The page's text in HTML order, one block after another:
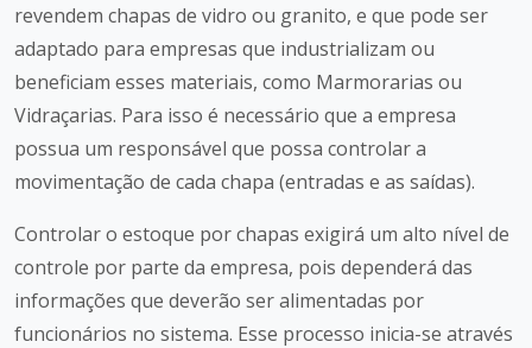
revendem chapas de vidro ou granito, e que pode ser
adaptado para empresas que industrializam ou
beneficiam esses materiais, como Marmorarias ou
Vidraçarias. Para isso é necessário que a empresa
possua um responsável que possa controlar a
movimentação de cada chapa (entradas e as saídas).
Controlar o estoque por chapas exigirá um alto nível de
controle por parte da empresa, pois dependerá das
informações que deverão ser alimentadas por
funcionários no sistema. Esse processo inicia-se através